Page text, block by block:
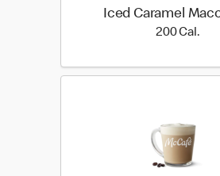
Iced Caramel
200 Cal.200